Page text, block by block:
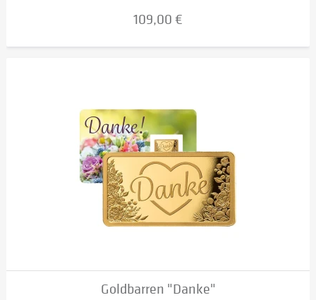
109,00 €
Goldbarren "Danke"